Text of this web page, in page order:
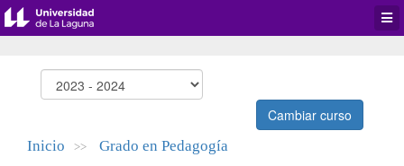
Cambiar curso
Inicio >> Grado en Pedagogía